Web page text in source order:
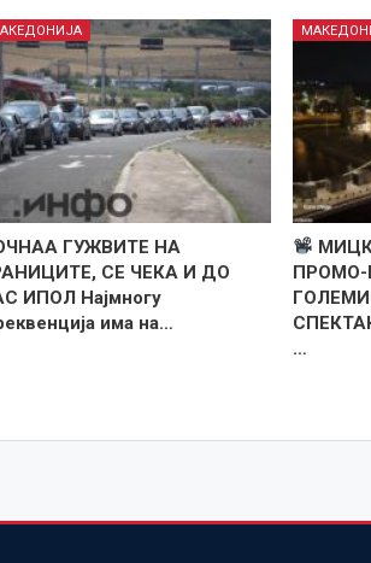
ГУЖВИТЕ НА
СЕ ЧЕКА И ДО
ИПОЛ Најмногу
има на…
ПРОМО-
…